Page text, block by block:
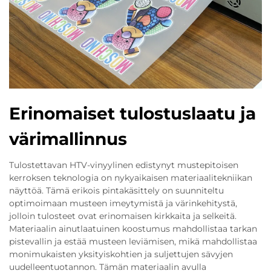
Erinomaiset tulostuslaatu ja
värimallinnus
Tulostettavan HTV-vinyylinen edistynyt mustepitoisen
kerroksen teknologia on nykyaikaisen materiaalitekniikan
näyttöä. Tämä erikois pintakäsittely on suunniteltu
optimoimaan musteen imeytymistä ja värinkehitystä,
jolloin tulosteet ovat erinomaisen kirkkaita ja selkeitä.
Materiaalin ainutlaatuinen koostumus mahdollistaa tarkan
pistevallin ja estää musteen leviämisen, mikä mahdollistaa
monimukaisten yksityiskohtien ja suljettujen sävyjen
uudelleentuotannon. Tämän materiaalin avulla